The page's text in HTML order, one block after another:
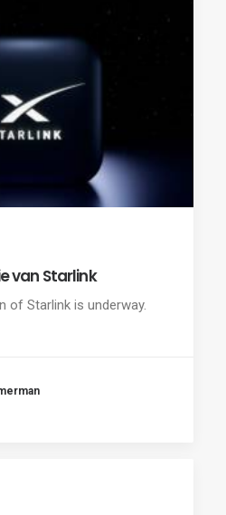
van Starlink
of Starlink is underway.